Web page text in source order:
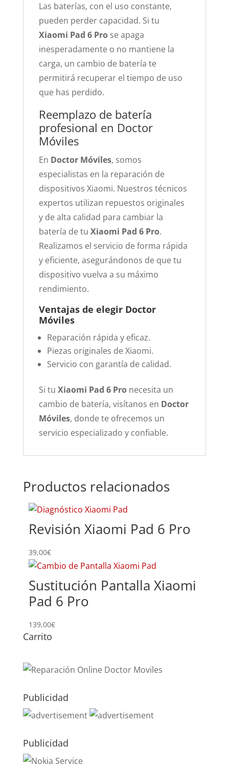
Las baterías, con el uso constante,
pueden perder capacidad. Si tu
Xiaomi Pad 6 Prose apaga
inesperadamente o no mantiene la
carga, un cambio de batería te
permitirá recuperar el tiempo de uso
que has perdido.
Reemplazo de batería
profesional en Doctor
Móviles
En Doctor Móviles, somos
especialistas en la reparación de
dispositivos Xiaomi. Nuestros técnicos
expertos utilizan repuestos originales
y de alta calidad para cambiar la
batería de tu Xiaomi Pad 6 Pro.
Realizamos el servicio de forma rápida
y eficiente, asegurándonos de que tu
dispositivo vuelva a su máximo
rendimiento.
Ventajas de elegir Doctor
Móviles
Reparación rápida y eficaz.
Piezas originales de Xiaomi.
Servicio con garantía de calidad.
Si tu Xiaomi Pad 6 Pronecesita un
cambio de batería, visítanos en Doctor
Móviles, donde te ofrecemos un
servicio especializado y confiable.
Productos relacionados
Revisión Xiaomi Pad 6 Pro
39,00€
Sustitución Pantalla Xiaomi
Pad 6 Pro
139,00€
Carrito
Publicidad
Publicidad